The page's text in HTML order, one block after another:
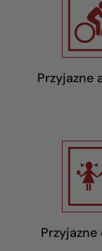
Przyjazne